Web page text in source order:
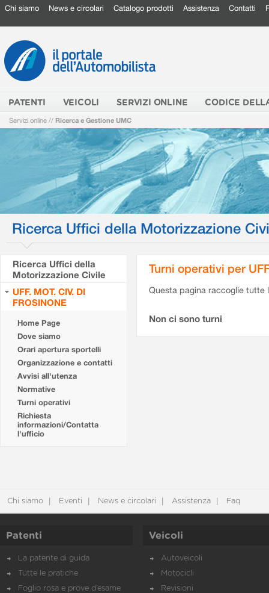
Chi siamo News e circolari Catalogo prodotti Assistenza Contatti
PATENTI VEICOLI SERVIZI ONLINE CODICE
Servizi online // Ricerca e Gestione UMC
Ricerca Uffici della Motorizzazione
Ricerca Uffici della
Motorizzazione Civile
UFF. MOT. CIV. DI
FROSINONE
Home Page
Dove siamo
Orari apertura sportelli
Organizzazione e contatti
Avvisi all'utenza
Normative
Turni operativi
Richiesta
informazioni/Contatta
l'ufficio
Turni operativi per
Questa pagina raccoglie tutte
Non ci sono turni
Chi siamo Eventi News e circolari Assistenza Faq
Patenti
La patente di guida
Tutte le pratiche
Foglio rosa e prove d’esame
Veicoli
Autoveicoli
Motocicli
Revisioni